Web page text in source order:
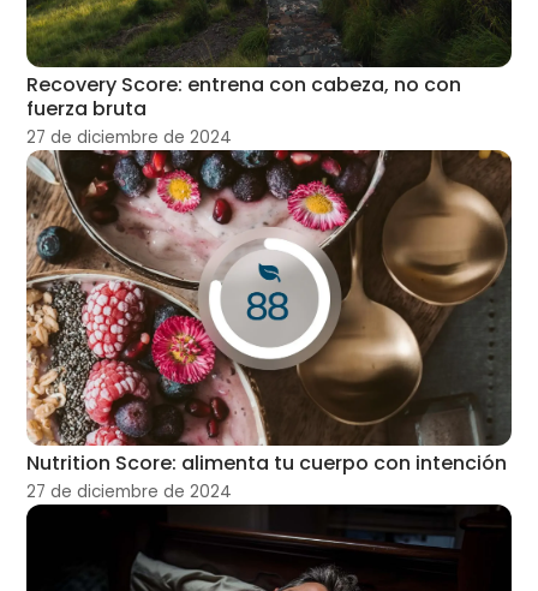
Recovery Score: entrena con cabeza, no con
fuerza bruta
27 de diciembre de 2024
Nutrition Score: alimenta tu cuerpo con intención
27 de diciembre de 2024